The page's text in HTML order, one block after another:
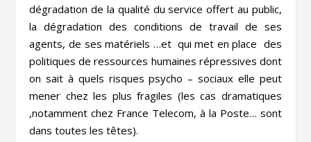
dégradation de la qualité du service offert au public,
la dégradation des conditions de travail de ses
agents, de ses matériels …et qui met en place des
politiques de ressources humaines répressives dont
on sait à quels risques psycho – sociaux elle peut
mener chez les plus fragiles (les cas dramatiques
,notamment chez France Telecom, à la Poste… sont
dans toutes les têtes).